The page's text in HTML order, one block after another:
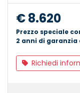
€ 8.620
Prezzo speciale
2 anni di
Richiedi